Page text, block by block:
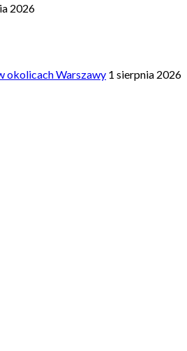
2026
okolicach Warszawy 1 sierpnia 2026